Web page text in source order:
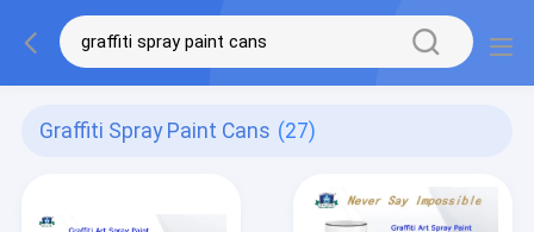
Graffiti Spray Paint Cans (27)